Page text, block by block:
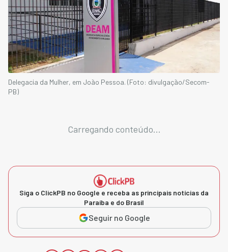
Delegacia da Mulher, em João Pessoa. (Foto: divulgação/Secom-
PB)
Carregando conteúdo...
Siga o ClickPB no Google e receba as principais notícias da
Paraíba e do Brasil
Seguir no Google